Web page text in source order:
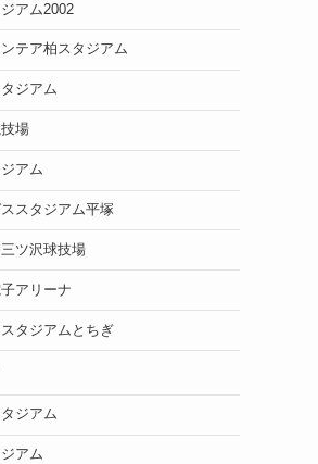
アム2002
テア柏スタジアム
ジアム
場
アム
スタジアム平塚
ツ沢球技場
アリーナ
タジアムとちぎ
ジアム
アム